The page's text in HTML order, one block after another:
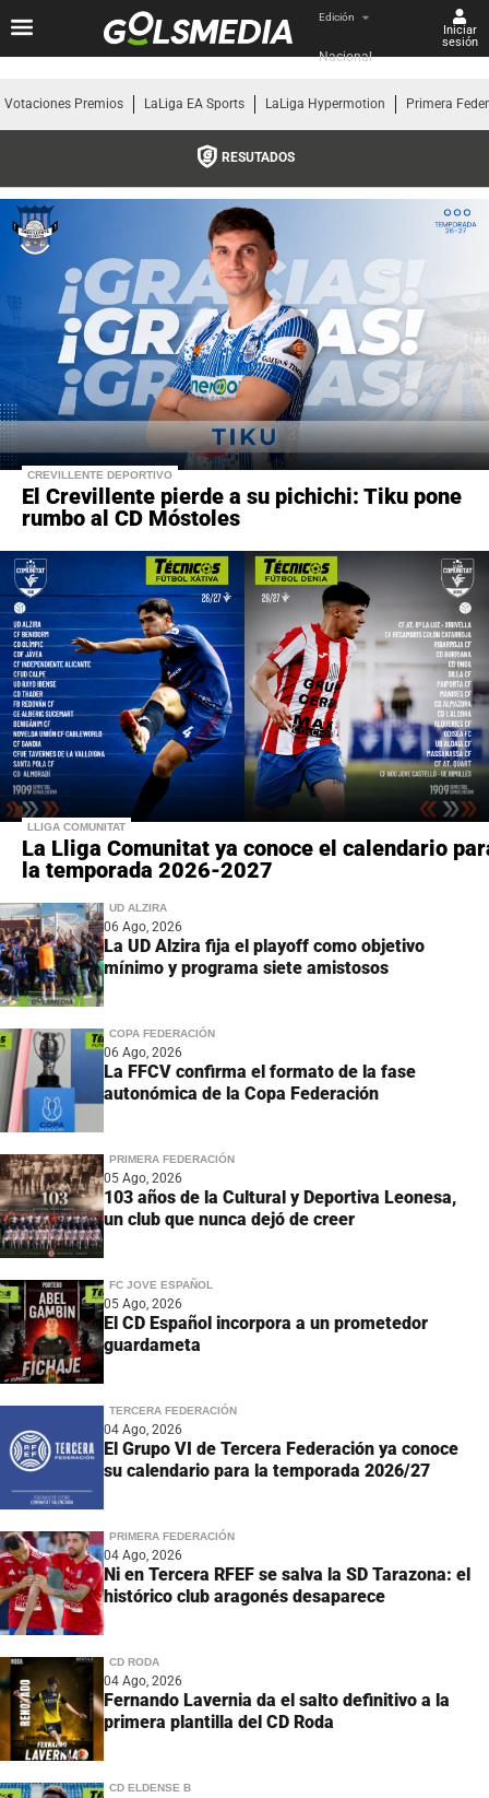
Edición
Nacional
Iniciar
sesión
Votaciones Premios LaLiga EA Sports LaLiga Hypermotion Primera
RESUTADOS
CREVILLENTE DEPORTIVO
El Crevillente pierde a su pichichi: Tiku pone
rumbo al CD Móstoles
LLIGA COMUNITAT
La Lliga Comunitat ya conoce el calendario
la temporada 2026-2027
UD ALZIRA
06 Ago, 2026
La UD Alzira fija el playoff como objetivo
mínimo y programa siete amistosos
COPA FEDERACIÓN
06 Ago, 2026
La FFCV confirma el formato de la fase
autonómica de la Copa Federación
PRIMERA FEDERACIÓN
05 Ago, 2026
103 años de la Cultural y Deportiva Leonesa,
un club que nunca dejó de creer
FC JOVE ESPAÑOL
05 Ago, 2026
El CD Español incorpora a un prometedor
guardameta
TERCERA FEDERACIÓN
04 Ago, 2026
El Grupo VI de Tercera Federación ya conoce
su calendario para la temporada 2026/27
PRIMERA FEDERACIÓN
04 Ago, 2026
Ni en Tercera RFEF se salva la SD Tarazona: el
histórico club aragonés desaparece
CD RODA
04 Ago, 2026
Fernando Lavernia da el salto definitivo a la
primera plantilla del CD Roda
CD ELDENSE B